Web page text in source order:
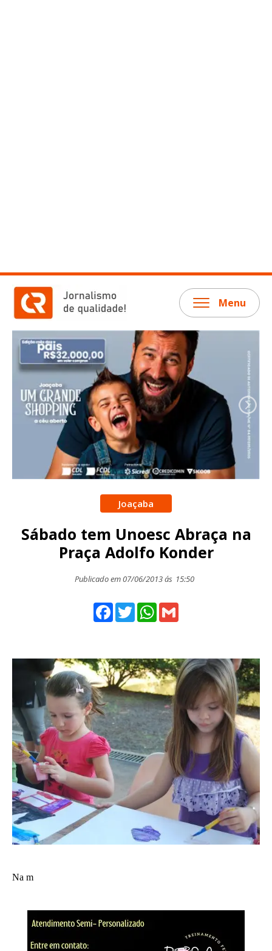
Menu
Joaçaba
Sábado tem Unoesc Abraça na
Praça Adolfo Konder
Publicado em 07/06/2013 ás 15:50
Facebook
TwitterWhatsApp
Na m